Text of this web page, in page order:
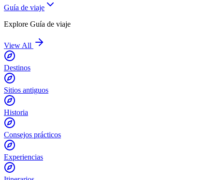
Guía de viaje
Explore Guía de viaje
View All
Destinos
Sitios antiguos
Historia
Consejos prácticos
Experiencias